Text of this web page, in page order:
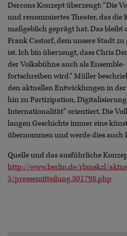
Dercons Konzept überzeugt: “Die
und renommiertes Theater, das
maßgeblich geprägt hat. Das bleibt
Frank Castorf, dem unsere Stadt
ist. Ich bin überzeugt, dass Chris
der Volksbühne auch als
fortschreiben wird.” Müller
den aktuellen Entwicklungen in
hin zu Partizipation,
Internationalität” orientiert. Die
langen Geschichte immer eine
übernommen und werde dies
Quelle und das ausführliche
http://www.berlin.de/rbmskzl/
5/pressemitteilung.301798.php